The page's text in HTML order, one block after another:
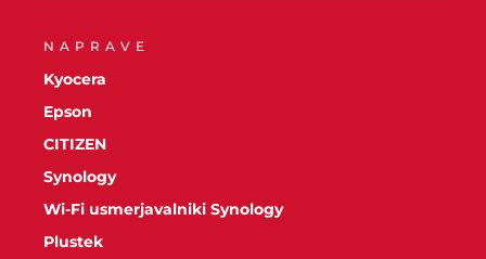
NAPRAVE
Kyocera
Epson
CITIZEN
Synology
Wi-Fi usmerjavalniki Synology
Plustek